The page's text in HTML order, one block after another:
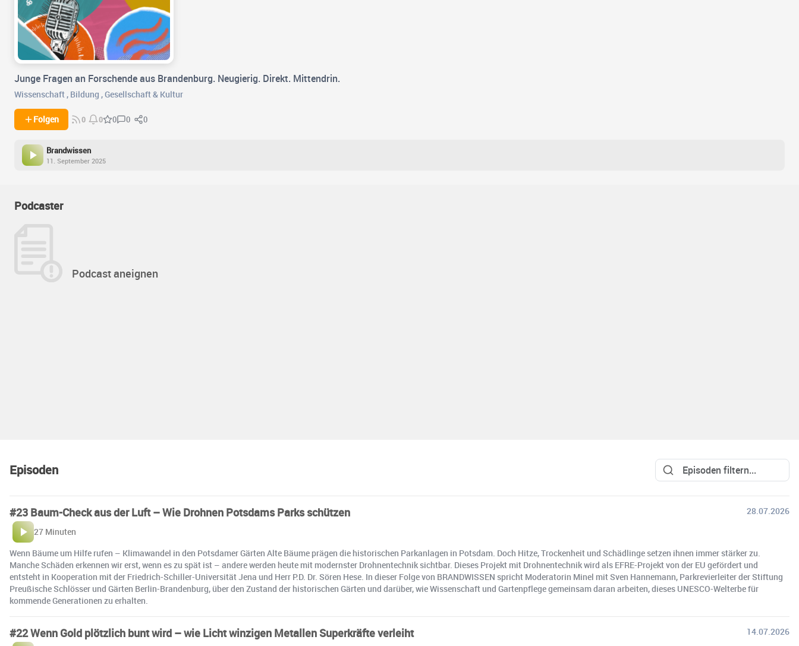
Junge Fragen an Forschende aus Brandenburg. Neugierig. Direkt. Mittendrin.
Wissenschaft , Bildung ,Gesellschaft & Kultur
Folgen 0 0 0 0 0
Brandwissen
11. September 2025
Podcaster
Podcast aneignen
Episoden
#23 Baum-Check aus der Luft – Wie Drohnen Potsdams Parks schützen
28.07.2026
27 Minuten
Wenn Bäume um Hilfe rufen – Klimawandel in den Potsdamer Gärten Alte Bäume prägen die historischen Parkanlagen in Potsdam. Doch Hitze, Trockenheit und Schädlinge setzen ihnen immer stärker zu.
Manche Schäden erkennen wir erst, wenn es zu spät ist – andere werden heute mit modernster Drohnentechnik sichtbar. Dieses Projekt mit Drohnentechnik wird als EFRE-Projekt von der EU gefördert und
entsteht in Kooperation mit der Friedrich-Schiller-Universität Jena und Herr P.D. Dr. Sören Hese. In dieser Folge von BRANDWISSEN spricht Moderatorin Minel mit Sven Hannemann, Parkrevierleiter der Stiftung
Preußische Schlösser und Gärten Berlin-Brandenburg, über den Zustand der historischen Gärten und darüber, wie Wissenschaft und Gartenpflege gemeinsam daran arbeiten, dieses UNESCO-Welterbe für
kommende Generationen zu erhalten.
#22 Wenn Gold plötzlich bunt wird – wie Licht winzigen Metallen Superkräfte verleiht
14.07.2026